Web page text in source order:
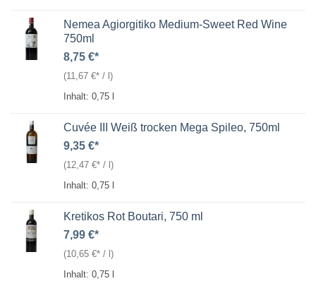
Nemea Agiorgitiko Medium-Sweet Red Wine
750ml
8,75 €
(11,67 € / )
Inhalt: 0,75
Cuvée III Weiß trocken Mega Spileo, 750ml
9,35 €
(12,47 € / )
Inhalt: 0,75
Kretikos Rot Boutari, 750 ml
7,99 €
(10,65 € / l)
Inhalt: 0,75